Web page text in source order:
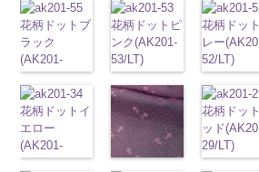
Macolina、
NUDE、
pinkywolman
0
6000
DOLCELABY
6000
6000
145-b.jpg
KKP2090-
145-B
ン チェーン
テル100％
DOLCELABY
6000
100％
DOLCELABY、
FairyRose
6000
AK203-51
ッド 花柄
ュプラ100
6000
content/uploads/2013/05/ak203-
31.jpg
AK203-31
レー 花柄
ュプラ100％
DOLCELABY、
FairyRose
6000
(AK203-
29/LT)
http://www.anys.co.jp/wp-
content/uploads/2013/05/
AK203-29 オ
レンジ
花柄
キュプラ
100％
(AK203-
27/LT)
http://
content/
AK203-27
リーン 花
キュプラ
100％
花柄ドットブ
ラック
(AK201-
55/LT)
http://www.anys.co.jp/wp-
content/uploads/2013/04/ak201-
55.jpg
AK201-55
ラック 花柄
花柄ドットピ
ンク(AK201-
53/LT)
http://www.anys.co.jp/wp-
content/uploads/2013/05/
53.jpg
AK201-53
ピ
ンク
花柄ド
ット キュプ
花柄ドッ
レー
52/LT)
http://
content/
52.jpg
AK201-52
レー 花柄ド
ット キュ
花柄ドットイ
エロー
(AK201-
34/LT)
花柄ドッ
ッド
29/LT)
http://